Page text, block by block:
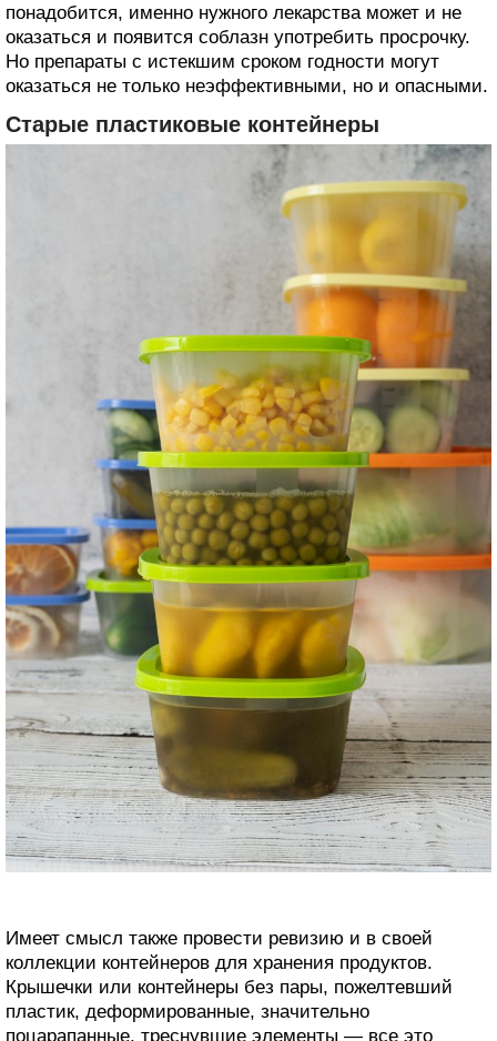
понадобится, именно нужного лекарства может и не
оказаться и появится соблазн употребить просрочку.
Но препараты с истекшим сроком годности могут
оказаться не только неэффективными, но и опасными.
Старые пластиковые контейнеры
Имеет смысл также провести ревизию и в своей
коллекции контейнеров для хранения продуктов.
Крышечки или контейнеры без пары, пожелтевший
пластик, деформированные, значительно
поцарапанные, треснувшие элементы — все это